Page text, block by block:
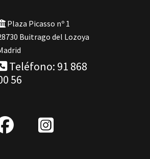
Plaza Picasso nº 1
Buitrago del Lozoya
Teléfono: 91 868
56
fab
IG